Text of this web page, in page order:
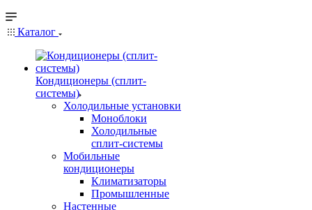
Каталог
Кондиционеры (сплит-
системы)
Холодильные установки
Моноблоки
Холодильные
сплит-системы
Мобильные
кондиционеры
Климатизаторы
Промышленные
Настенные